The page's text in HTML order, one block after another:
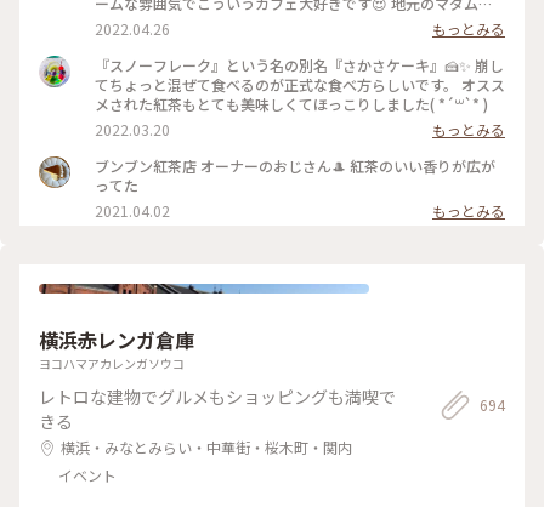
んがおしゃべりに夢中でした(笑) 通りかかって気になり
Googleで調べたら、クチコミでは「一見さんお断りな雰囲
気」とか「うちに何か用ですか？って感じの対応」ってあった
のだけど、全然そんなことなくて(男性のマスターが素っ気な
いかな？)女性の方はテキパキと対応されていて、とりあえず
忙しそうではありました😲私は全然嫌な気分ではありませんで
した✨ この逆さまのケーキ？🧐が気になってオーダーしてみた
ところ、 ケーキではなくて、メレンゲのシフォンみたいな感じ
でふわっふわ😍とろけますぅ ひたすら甘々なんだけど、イチ
ゴが甘酸っぱくて、一緒に食べて紅茶をいただくには最高のバ
ランスでした💓 #鎌倉カフェ #紅茶専門店 #ブンブン紅茶店 #
2022.04.26
もっとみる
『スノーフレーク』という名の別名『さかさケーキ』🍰✨ 崩し
てちょっと混ぜて食べるのが正式な食べ方らしいです。 オスス
メされた紅茶もとても美味しくてほっこりしました( *´꒳`* )
2022.03.20
もっとみる
ブンブン紅茶店 オーナーのおじさん🎩 紅茶のいい香りが広が
ってた
2021.04.02
もっとみる
横浜赤レンガ倉庫
ヨコハマアカレンガソウコ
レトロな建物でグルメもショッピングも満喫で
きる
横浜・みなとみらい・中華街・桜木町・関内
イベント
694